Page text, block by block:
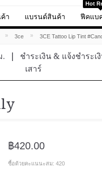
า แบรนด์สินค้า
Hot
ฟีคแบ
» 3ce » 3CE Tattoo Lip Tint
. ชำระเงิน & แจ้งชำระ
เสาร์
฿420.00
ซื้อด้วยคะแนนะสม: 420